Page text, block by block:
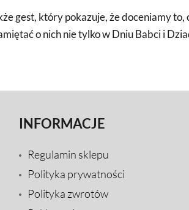
gest, który pokazuje, że doceniamy
o nich nie tylko w Dniu Babci i
INFORMACJE
Regulamin sklepu
Polityka prywatności
Polityka zwrotów